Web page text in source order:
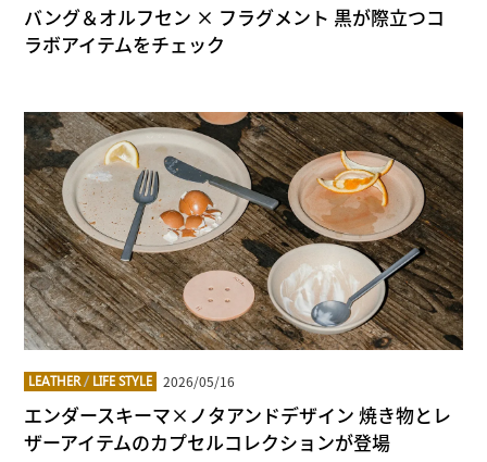
バング＆オルフセン × フラグメント 黒が際立つコ
ラボアイテムをチェック
LEATHER / LIFE STYLE 2026/05/16
エンダースキーマ×ノタアンドデザイン 焼き物とレ
ザーアイテムのカプセルコレクションが登場